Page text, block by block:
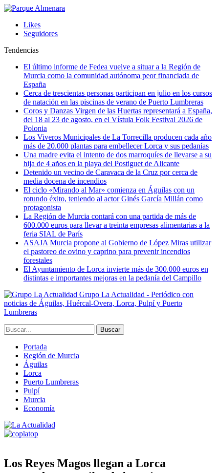
Likes
Seguidores
Tendencias
El último informe de Fedea vuelve a situar a la Región de
Murcia como la comunidad autónoma peor financiada de
España
Cerca de trescientas personas participan en julio en los cursos
de natación en las piscinas de verano de Puerto Lumbreras
Coros y Danzas Virgen de las Huertas representará a España,
del 18 al 23 de agosto, en el Vístula Folk Festival 2026 de
Polonia
Los Viveros Municipales de La Torrecilla producen cada año
más de 20.000 plantas para embellecer Lorca y sus pedanías
Una madre evita el intento de dos marroquíes de llevarse a su
hija de 4 años en la playa del Postiguet de Alicante
Detenido un vecino de Caravaca de la Cruz por cerca de
media docena de incendios
El ciclo «Mirando al Mar» comienza en Águilas con un
rotundo éxito, teniendo al actor Ginés García Millán como
protagonista
La Región de Murcia contará con una partida de más de
600.000 euros para llevar a treinta empresas alimentarias a la
feria SIAL de París
ASAJA Murcia propone al Gobierno de López Miras utilizar
el pastoreo de ovino y caprino para prevenir incendios
forestales
El Ayuntamiento de Lorca invierte más de 300.000 euros en
distintas e importantes mejoras en la pedanía del Campillo
Grupo La Actualidad - Periódico con
noticias de Águilas, Huércal-Overa, Lorca, Pulpí y Puerto
Lumbreras
Portada
Región de Murcia
Águilas
Lorca
Puerto Lumbreras
Pulpí
Murcia
Economía
Los Reyes Magos llegan a Lorca